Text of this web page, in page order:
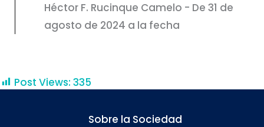
Héctor F. Rucinque Camelo - De 31 de
agosto de 2024 a la fecha
Post Views: 335
Sobre la Sociedad